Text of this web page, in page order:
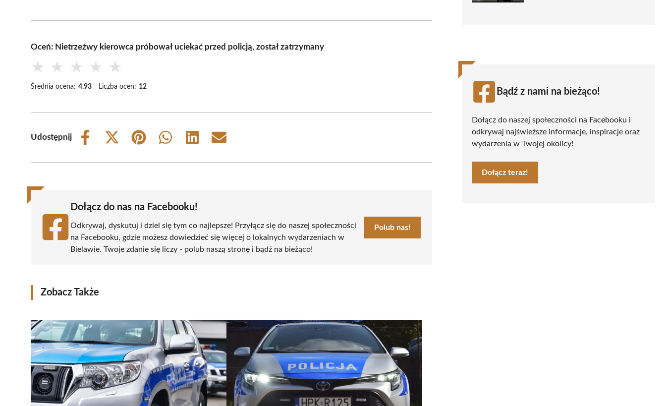
Oceń: Nietrzeźwy kierowca próbował uciekać przed policją, został zatrzymany
★ ★ ★ ★ ★
Średnia ocena: 4.93 Liczba ocen: 12
Udostępnij
Share
Share
(Twitter)
Share
Share
Share
Share
Dołącz do nas na Facebooku!
Odkrywaj, dyskutuj i dziel się tym co najlepsze! Przyłącz się do naszej społeczności
na Facebooku, gdzie możesz dowiedzieć się więcej o lokalnych wydarzeniach w
Bielawie. Twoje zdanie się liczy - polub naszą stronę i bądź na bieżąco!
Polub nas!
Zobacz Także
Bądź z nami na bieżąco!
Dołącz do naszej społeczności na Facebooku i
odkrywaj najświeższe informacje, inspiracje oraz
wydarzenia w Twojej okolicy!
Dołącz teraz!